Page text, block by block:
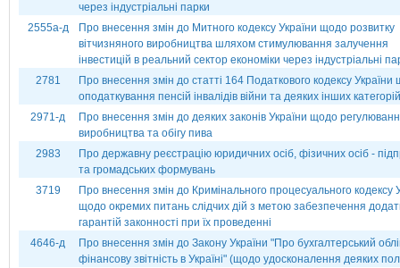
через індустріальні парки
2555а-д
Про внесення змін до Митного кодексу України щодо розвитку
вітчизняного виробництва шляхом стимулювання залучення
інвестицій в реальний сектор економіки через індустріальні
2781
Про внесення змін до статті 164 Податкового кодексу України
оподаткування пенсій інвалідів війни та деяких інших
2971-д
Про внесення змін до деяких законів України щодо
виробництва та обігу пива
2983
Про державну реєстрацію юридичних осіб, фізичних осіб -
та громадських формувань
3719
Про внесення змін до Кримінального процесуального кодексу
щодо окремих питань слідчих дій з метою забезпечення
гарантій законності при їх проведенні
4646-д
Про внесення змін до Закону України "Про бухгалтерський
фінансову звітність в Україні" (щодо удосконалення деяких